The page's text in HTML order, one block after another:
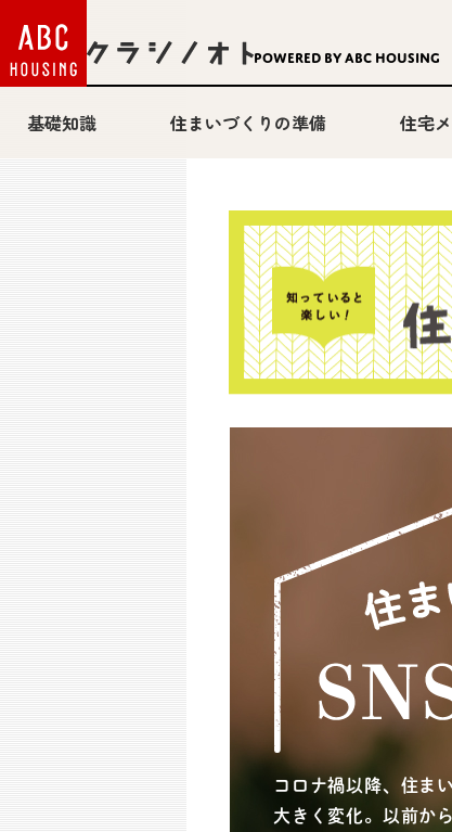
Powered by ABC HOUSING
基礎知識 住まいづくりの準備 住宅
コロナ禍以降、住ま
大きく変化。以前か